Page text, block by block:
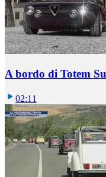
A bordo di Totem
02:11